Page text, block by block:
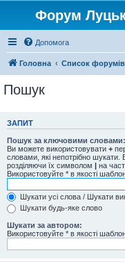
Форум
Допомога
Головна Список форумів
Пошук
ЗАПИТ
Пошук за ключовими словами:
Ви можете використовувати +
словами, які непотрібно шукати.
розділяючи їх символом | на
Використовуйте * в якості
Шукати усі слова / Шукати
Шукати будь-яке слово
Шукати за автором:
Використовуйте * в якості